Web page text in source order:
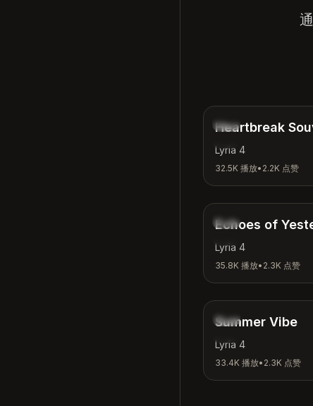
民谣
Heartbreak
Lyria 4
32.5K 播放• 2.2K 点赞
怀旧
Echoes of
Lyria 4
35.8K 播放• 2.3K 点赞
放松
Summer Vibe
Lyria 4
33.4K 播放• 2.3K 点赞